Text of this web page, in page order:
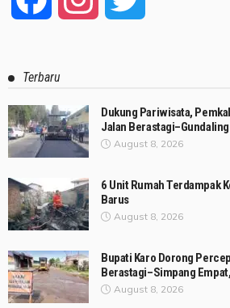
Terbaru
Dukung Pariwisata,
Jalan
August 8, 2026
6 Unit Rumah Terdampak
Barus
August 8, 2026
Bupati Karo Dorong
Berastagi–Simpang
August 8, 2026